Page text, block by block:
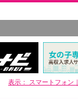
表示： スマートフォン｜